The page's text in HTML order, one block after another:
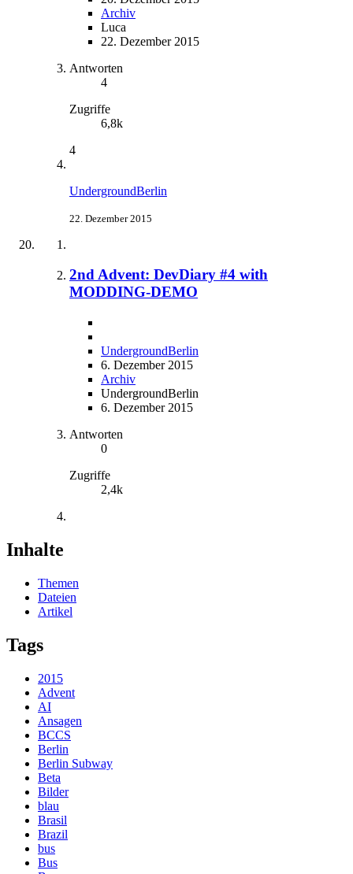
Archiv
Luca
22. Dezember 2015
Antworten
4
Zugriffe
6,8k
4
UndergroundBerlin
22. Dezember 2015
2nd Advent: DevDiary #4 with
MODDING-DEMO
UndergroundBerlin
6. Dezember 2015
Archiv
UndergroundBerlin
6. Dezember 2015
Antworten
0
Zugriffe
2,4k
Inhalte
Themen
Dateien
Artikel
Tags
2015
Advent
AI
Ansagen
BCCS
Berlin
Berlin Subway
Beta
Bilder
blau
Brasil
Brazil
bus
Bus